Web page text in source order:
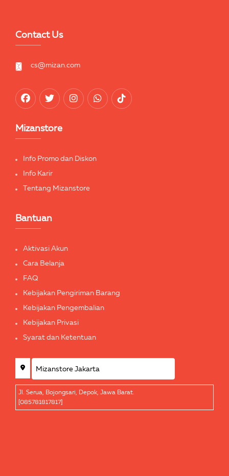
Contact Us
cs@mizan.com
Mizanstore
Info Promo dan Diskon
Info Karir
Tentang Mizanstore
Bantuan
Aktivasi Akun
Cara Belanja
FAQ
Kebijakan Pengiriman Barang
Kebijakan Pengembalian
Kebijakan Privasi
Syarat dan Ketentuan
Jl. Serua, Bojongsari, Depok, Jawa Barat.
[085781817817]